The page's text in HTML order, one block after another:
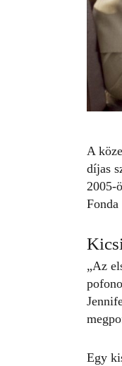
A
díjas
2005-
„Az
Egy